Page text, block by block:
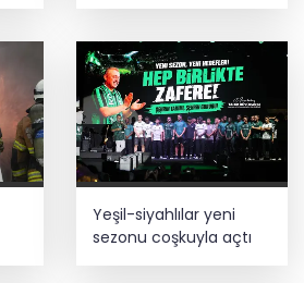
Yeşil-siyahlılar yeni
sezonu coşkuyla açtı